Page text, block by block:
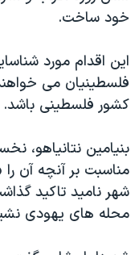
قانون شفافیت دارائی
اسرائیل در جنگ
نرگس محمدی برنده
صفحه‌های ویژه
سفر پرزیدنت ترامپ
خود ساخت.
این اقدام مورد
فلسطینیان می
کشور فلسطینی باشد.
بنیامین نتانیاهو،
مناسبت بر آنچه آن
شهر نامید تاکید
محله های یهودی